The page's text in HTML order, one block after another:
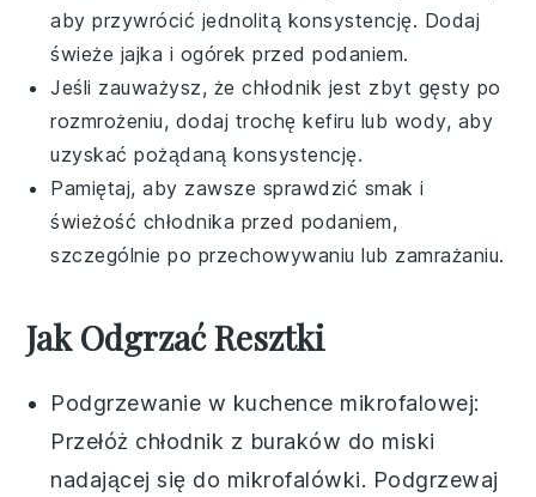
aby przywrócić jednolitą konsystencję. Dodaj
świeże jajka i ogórek przed podaniem.
Jeśli zauważysz, żechłodnik jest zbyt gęsty po
rozmrożeniu, dodaj trochękefiru lub wody, aby
uzyskać pożądaną konsystencję.
Pamiętaj, aby zawsze sprawdzić smak i
świeżość chłodnika przed podaniem,
szczególnie po przechowywaniu lub zamrażaniu.
Jak Odgrzać Resztki
Podgrzewanie w kuchence mikrofalowej:
Przełóż chłodnik z buraków do miski
nadającej się do mikrofalówki. Podgrzewaj